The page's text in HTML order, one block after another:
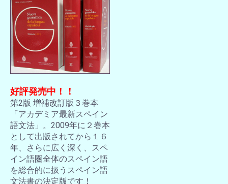
好評発売中！！
第2版 増補改訂版３巻本
「アカデミア最新スペイン
語文法」。2009年に２巻本
として出版されてから１６
年、さらに広く深く、スペ
イン語圏全体のスペイン語
を総合的に扱うスペイン語
文法書の決定版です！